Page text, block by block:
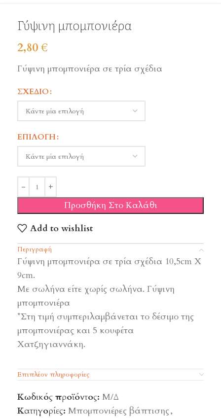
Γύψινη μπομπονιέρα
2,80€
Γύψινη μπομπονιέρα σε τρία σχέδια
ΣΧΈΔΙΟ
ΕΠΙΛΟΓΉ
Προσθήκη Στο Καλάθι
Add to wishlist
Περιγραφή
Γύψινη μπομπονιέρα σε τρία σχέδια 10,5cm X
9cm.
Με σωλήνα είτε χωρίς σωλήνα. Γύψινη
μπομπονιέρα
*Στη τιμή συμπεριλαμβάνεται το δέσιμο της
μπομπονιέρας και 5 κουφέτα
Χατζηγιαννάκη.
Επιπλέον πληροφορίες
Κωδικός προϊόντος: Μ/Δ
Κατηγορίες: Μπομπονιέρες βάπτισης,